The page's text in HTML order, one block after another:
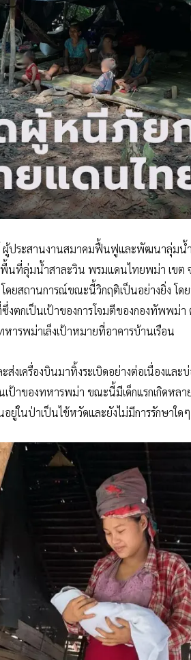
ประสานงานสมาคมฟื้นฟูและพัฒนาลุ่มน้ำ
ที่ลุ่มน้ำสาละวิน พรมแดนไทยพม่า เขต จ
ดยสถานการณ์ขณะนี้วิกฤติเป็นอย่างยิ่ง โ
ซึ่งตกเป็นเป้าของการโจมตีของกองทัพ
ารพม่าเล็งเป้าหมายที่อาคารบ้านเรือน
เครื่องบินมาทิ้งระเบิดอย่างต่อเนื่องแล
เป้าของทหารพม่า ขณะนี้มีเด็กแรกเกิดหล
ยู่ในป่าเป็นไข้หวัดและยังไม่มีการรักษาใดๆ